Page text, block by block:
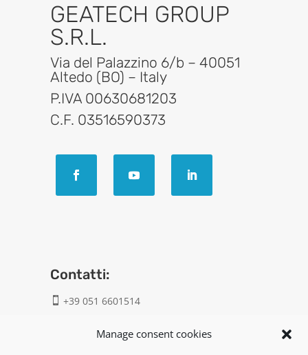
Manage consent cookies
GEATECH GROUP
S.R.L.
Via del Palazzino 6/b – 40051
Altedo (BO) – Italy
P.IVA 00630681203
C.F. 03516590373
Contatti:
 +39 051 6601514
info@geatech.it